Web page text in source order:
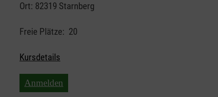
Ort: 82319 Starnberg
Freie Plätze: 20
Kursdetails
Anmelden